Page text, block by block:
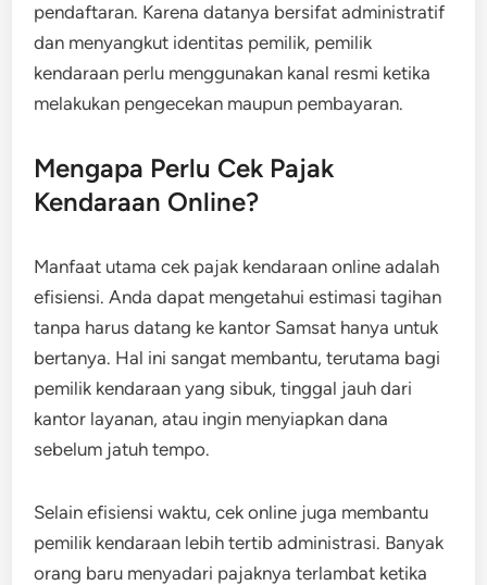
pendaftaran. Karena datanya bersifat administratif
dan menyangkut identitas pemilik, pemilik
kendaraan perlu menggunakan kanal resmi ketika
melakukan pengecekan maupun pembayaran.
Mengapa Perlu Cek Pajak
Kendaraan Online?
Manfaat utama cek pajak kendaraan online adalah
efisiensi. Anda dapat mengetahui estimasi tagihan
tanpa harus datang ke kantor Samsat hanya untuk
bertanya. Hal ini sangat membantu, terutama bagi
pemilik kendaraan yang sibuk, tinggal jauh dari
kantor layanan, atau ingin menyiapkan dana
sebelum jatuh tempo.
Selain efisiensi waktu, cek online juga membantu
pemilik kendaraan lebih tertib administrasi. Banyak
orang baru menyadari pajaknya terlambat ketika